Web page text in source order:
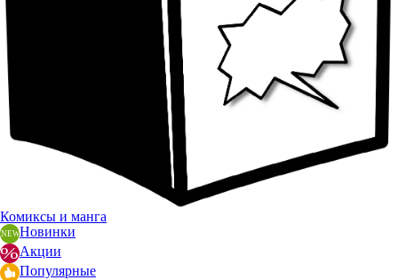
Комиксы и манга
Новинки
Акции
Популярные